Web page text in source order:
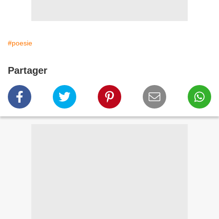
#poesie
Partager